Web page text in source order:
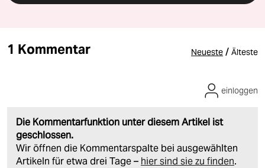
1 Kommentar Neueste / Älteste
Die Kommentarfunktion unter diesem Artikel ist
geschlossen.
Wir öffnen die Kommentarspalte bei ausgewählten
Artikeln für etwa drei Tage – hier sind sie zu finden.
einloggen